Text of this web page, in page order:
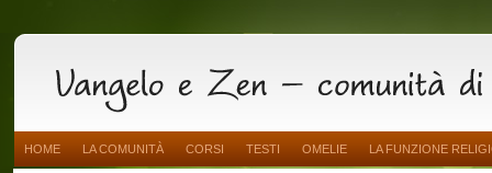
HOME LA COMUNITÀ CORSI TESTI OMELIE LA FUNZIONE